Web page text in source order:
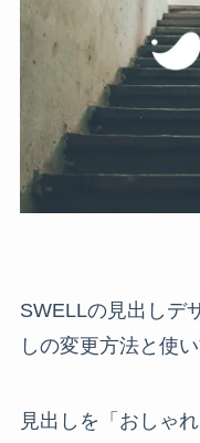
SWELLの見出しデ
しの変更方法と使
見出しを「おしゃ